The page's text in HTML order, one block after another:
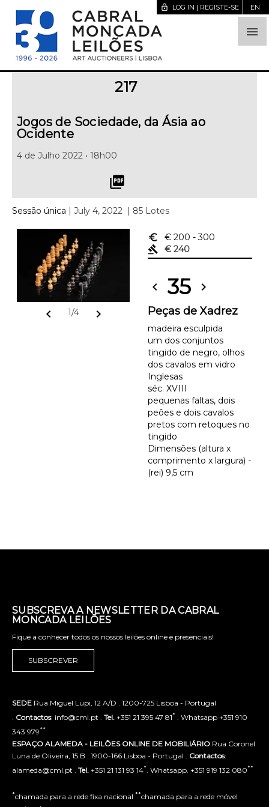

lock_open LOG IN | REGISTE-SE EN
217
Jogos de Sociedade, da Ásia ao
Ocidente
4 de Julho 2022 • 18h00
picture_as_pdf
Sessão única | July 4, 2022 | 85 Lotes
chevron_left 1/4 chevron_right
euro_symbol € 200 - 300
gavel
€ 240
chevron_left 35 chevron_right
Peças de Xadrez
madeira esculpida
um dos conjuntos
tingido de negro, olhos
dos cavalos em vidro
Inglesas
séc. XVIII
pequenas faltas, dois
peões e dois cavalos
pretos com retoques no
tingido
Dimensões (altura x
comprimento x largura) -
(rei) 9,5 cm
SUBSCREVA A NEWSLETTER DA CABRAL
MONCADA LEILÕES
Fique a conhecer todos os nossos leilões online e presenciais!
SUBSCREVER
SEDE Rua Miguel Lupi, 12 A/D . 1200-725 Lisboa - Portugal
Contactos: info@cml.pt . Tel. +351 21 395 47 81* . Whatsapp +351 910
343 979**
ESPAÇO ALAMEDA - LEILÕES ONLINE DE MOBILIÁRIO Rua Coronel
Luna de Oliveira, 15 B . 1900-166 Lisboa - Portugal . Contactos:
alameda@cml.pt . Tel. +351 21 131 93 14* . Whatsapp. +351 919 132 080**
*chamada para a rede fixa nacional **chamada para a rede móvel